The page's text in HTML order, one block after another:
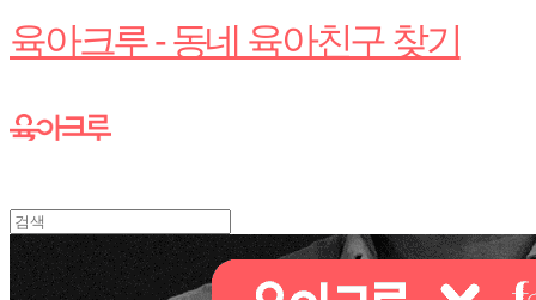
육아크루 - 동네 육아친구 찾기